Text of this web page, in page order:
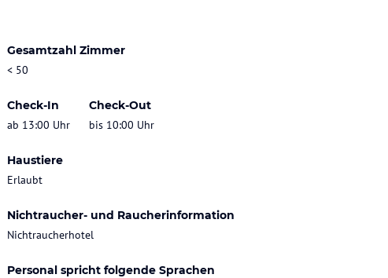
Gesamtzahl Zimmer
< 50
Check-In
ab 13:00 Uhr
Check-Out
bis 10:00 Uhr
Haustiere
Erlaubt
Nichtraucher- und Raucherinformation
Nichtraucherhotel
Personal spricht folgende Sprachen